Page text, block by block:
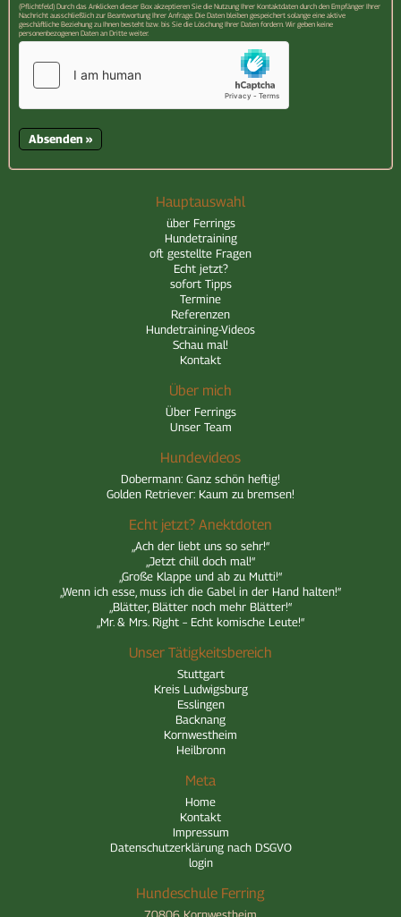
(Pflichtfeld) Durch das Anklicken dieser Box akzeptieren Sie die Nutzung Ihrer Kontaktdaten durch den Empfänger Ihrer
Nachricht ausschließlich zur Beantwortung Ihrer Anfrage. Die Daten bleiben gespeichert solange eine aktive
geschäftliche Beziehung zu Ihnen besteht bzw. bis Sie die Löschung Ihrer Daten fordern. Wir geben keine
personenbezogenen Daten an Dritte weiter.
Hauptauswahl
über Ferrings
Hundetraining
oft gestellte Fragen
Echt jetzt?
sofort Tipps
Termine
Referenzen
Hundetraining-Videos
Schau mal!
Kontakt
Über mich
Über Ferrings
Unser Team
Hundevideos
Dobermann: Ganz schön heftig!
Golden Retriever: Kaum zu bremsen!
Echt jetzt? Anektdoten
„Ach der liebt uns so sehr!“
„Jetzt chill doch mal!“
„Große Klappe und ab zu Mutti!“
„Wenn ich esse, muss ich die Gabel in der Hand halten!“
„Blätter, Blätter noch mehr Blätter!“
„Mr. & Mrs. Right – Echt komische Leute!“
Unser Tätigkeitsbereich
Stuttgart
Kreis Ludwigsburg
Esslingen
Backnang
Kornwestheim
Heilbronn
Meta
Home
Kontakt
Impressum
Datenschutzerklärung nach DSGVO
login
Hundeschule Ferring